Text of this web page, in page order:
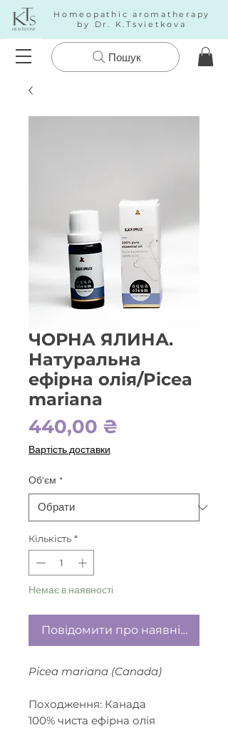
Homeopathic aromatherapy
by Dr. K.Tsvietkova
Пошук
ЧОРНА ЯЛИНА.
Натуральна
ефірна олія/Picea
mariana
440,00 ₴
Вартість доставки
Об'єм *
Кількість *
Немає в наявності
Повідомити про наявність
Picea mariana (Canada)
Походження: Канада
100% чиста ефірна олія